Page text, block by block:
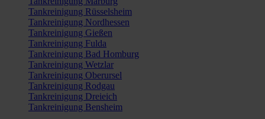
Tankreinigung Rüsselsheim
Tankreinigung Nordhessen
Tankreinigung Gießen
Tankreinigung Fulda
Tankreinigung Bad Homburg
Tankreinigung Wetzlar
Tankreinigung Oberursel
Tankreinigung Rodgau
Tankreinigung Dreieich
Tankreinigung Bensheim